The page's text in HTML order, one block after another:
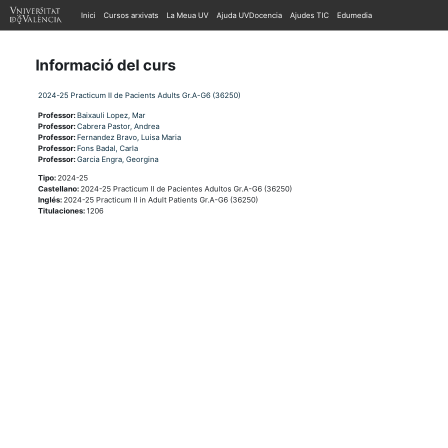
Ves al contingut principal
Inici
Cursos arxivats La Meua UV Ajuda UVDocencia Ajudes TIC Edumedia
Informació del curs
2024-25 Practicum II de Pacients Adults Gr.A-G6 (36250)
Professor: Baixauli Lopez, Mar
Professor: Cabrera Pastor, Andrea
Professor: Fernandez Bravo, Luisa Maria
Professor: Fons Badal, Carla
Professor: Garcia Engra, Georgina
Tipo: 2024-25
Castellano: 2024-25 Practicum II de Pacientes Adultos Gr.A-G6 (36250)
Inglés: 2024-25 Practicum II in Adult Patients Gr.A-G6 (36250)
Titulaciones: 1206